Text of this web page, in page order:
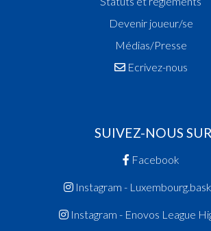
Devenir joueur/se
Médias/Presse
Ecrivez-nous
SUIVEZ-NOUS SUR
Facebook
Instagram -
Instagram - Enovos League